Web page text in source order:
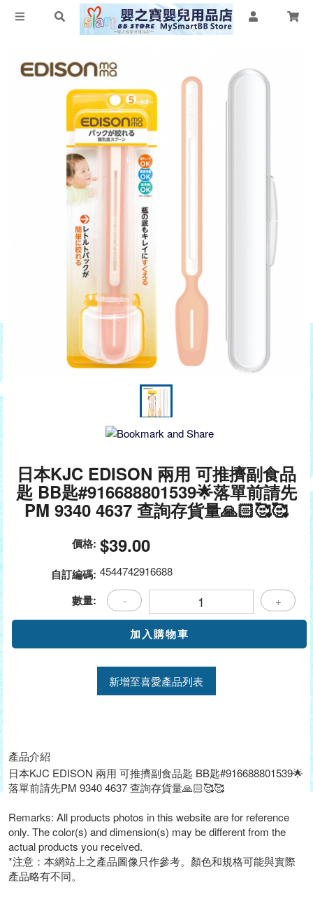
日本KJC EDISON 兩用 可推擠副食品
匙 BB匙#916688801539🌟落單前請先
PM 9340 4637 查詢存貨量🙏🏻🥰🥰
價格: $39.00
自訂編碼: 4544742916688
數量: - +
新增至喜愛產品列表
產品介紹
日本KJC EDISON 兩用 可推擠副食品匙 BB匙#916688801539🌟
落單前請先PM 9340 4637 查詢存貨量🙏🏻🥰🥰
Remarks: All products photos in this website are for reference
only. The color(s) and dimension(s) may be different from the
actual products you received.
*注意：本網站上之產品圖像只作參考。顏色和規格可能與實際
產品略有不同。